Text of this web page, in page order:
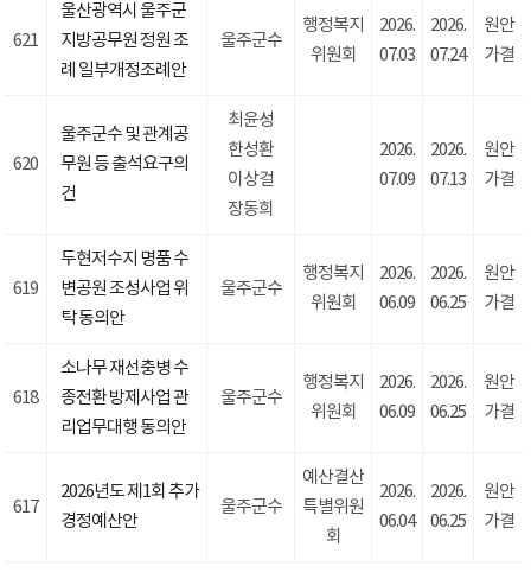
621
울산광역시 울주군
지방공무원 정원 조
례 일부개정조례안
울주군수
행정복지
위원회
2026.
07.03
2026.
07.24
원안
가결
620
울주군수 및 관계공
무원 등 출석요구의
건
최윤성
한성환
이상걸
장동희
2026.
07.09
2026.
07.13
원안
가결
619
두현저수지 명품 수
변공원 조성사업 위
탁 동의안
울주군수
행정복지
위원회
2026.
06.09
2026.
06.25
원안
가결
618
소나무 재선충병 수
종전환 방제사업 관
리업무대행 동의안
울주군수
행정복지
위원회
2026.
06.09
2026.
06.25
원안
가결
617
2026년도 제1회 추가
경정예산안
울주군수
예산결산
특별위원
회
2026.
06.04
2026.
06.25
원안
가결